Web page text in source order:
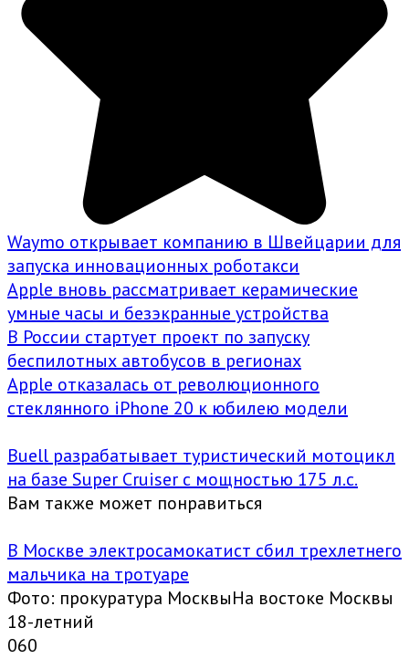
Waymo открывает компанию в Швейцарии для
запуска инновационных роботакси
Apple вновь рассматривает керамические
умные часы и безэкранные устройства
В России стартует проект по запуску
беспилотных автобусов в регионах
Apple отказалась от революционного
стеклянного iPhone 20 к юбилею модели
Buell разрабатывает туристический мотоцикл
на базе Super Cruiser с мощностью 175 л.с.
Вам также может понравиться
В Москве электросамокатист сбил трехлетнего
мальчика на тротуаре
Фото: прокуратура МосквыНа востоке Москвы
18-летний
060